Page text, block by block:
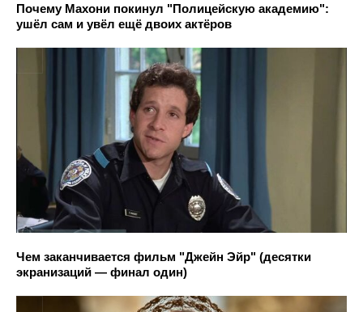
Почему Махони покинул "Полицейскую академию":
ушёл сам и увёл ещё двоих актёров
Чем заканчивается фильм "Джейн Эйр" (десятки
экранизаций — финал один)